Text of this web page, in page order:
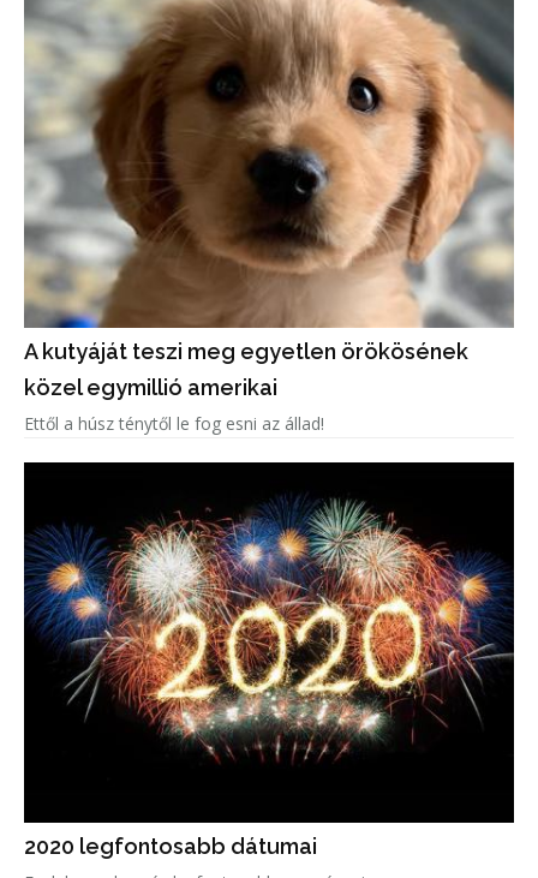
A kutyáját teszi meg egyetlen örökösének
közel egymillió amerikai
Ettől a húsz ténytől le fog esni az állad!
2020 legfontosabb dátumai